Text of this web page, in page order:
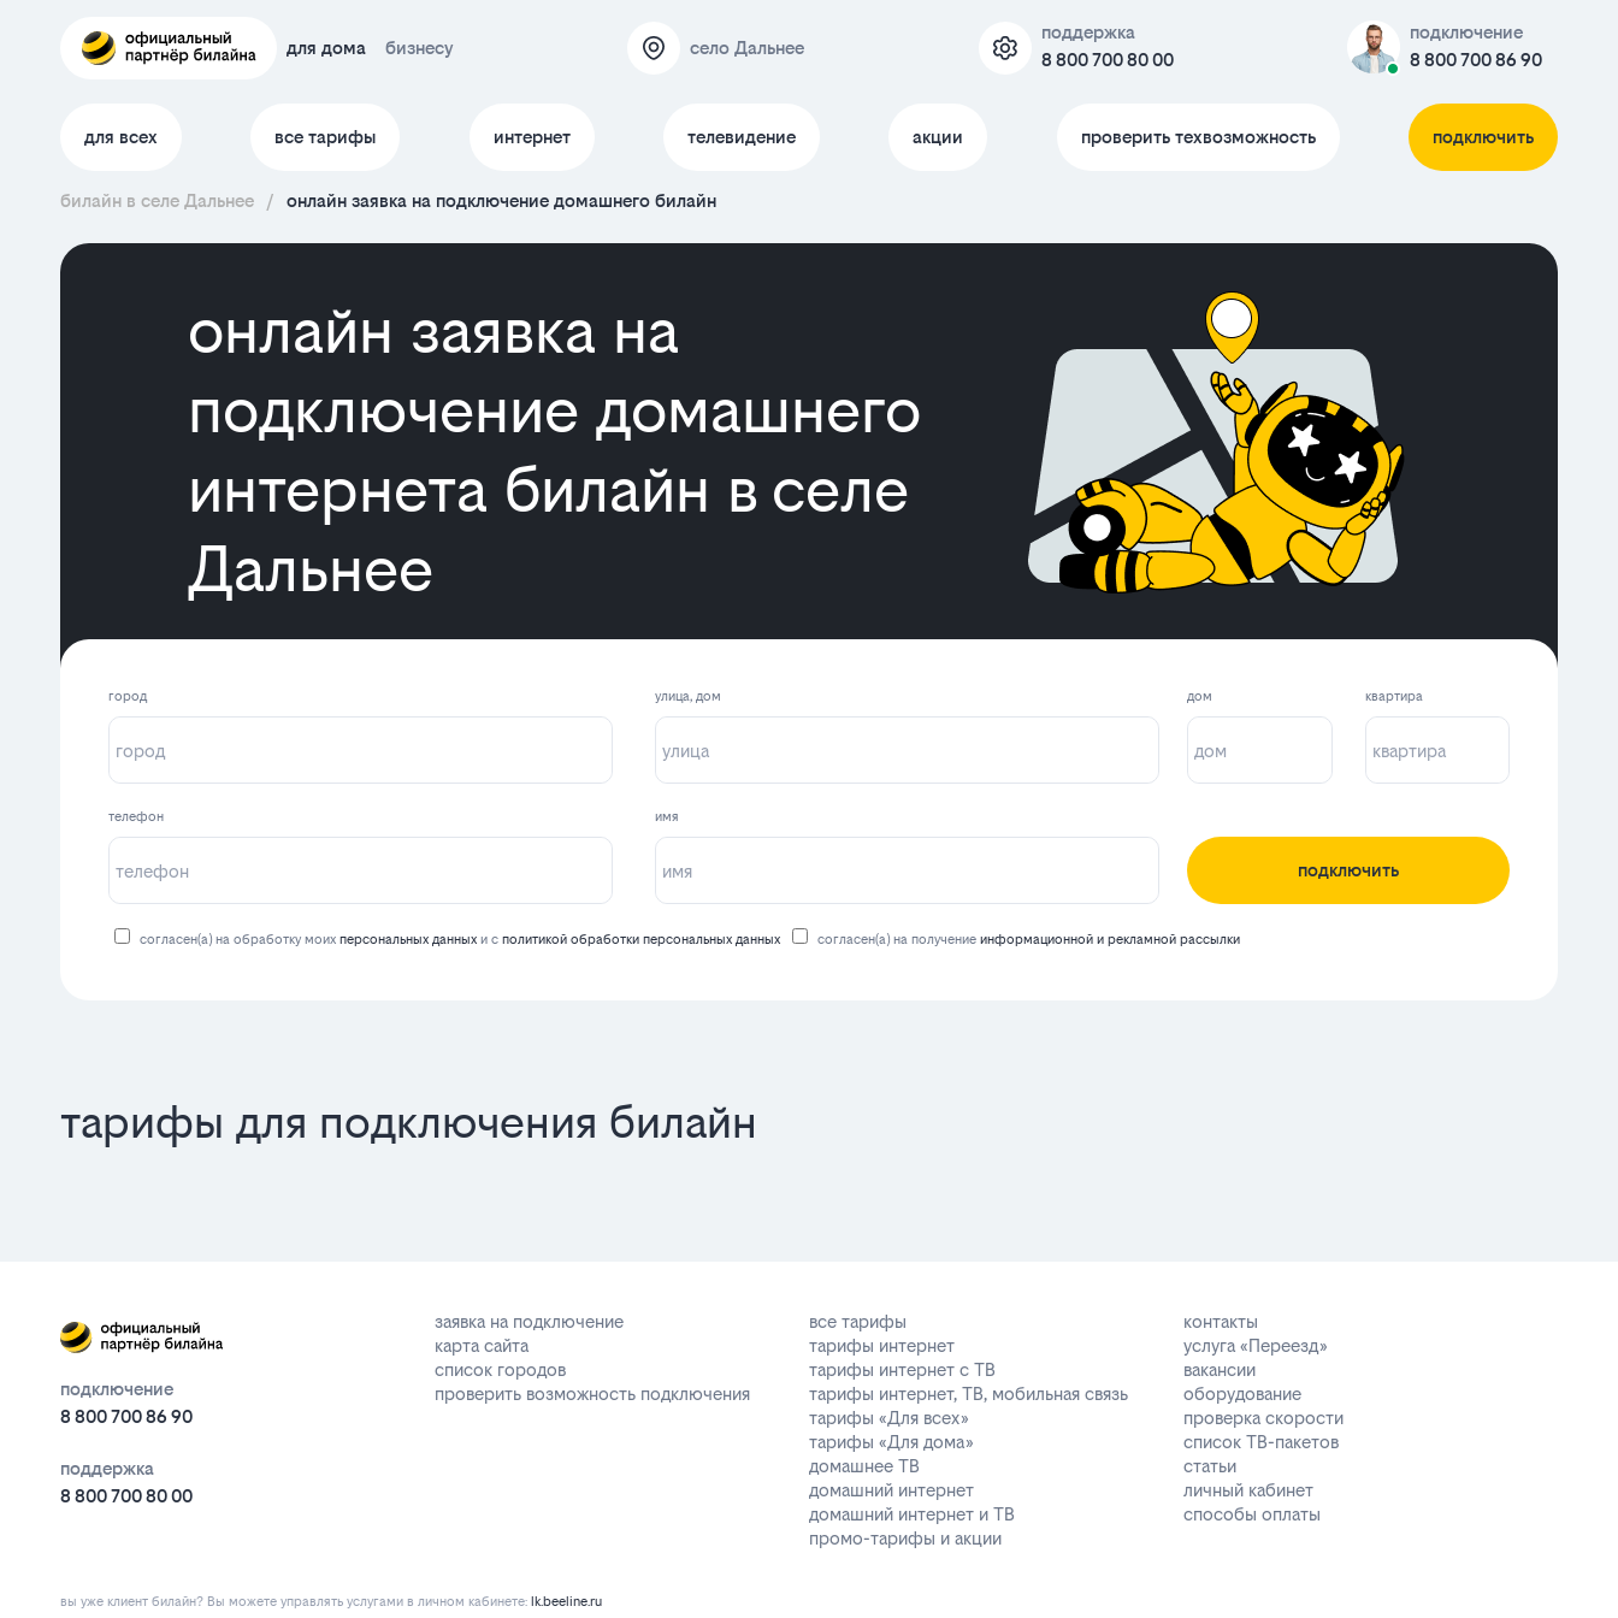
для дома бизнесу село Дальнее
поддержка
8 800 700 80 00
подключение
8 800 700 86 90
для всех все тарифы интернет телевидение акции проверить техвозможность подключить
билайн в селе Дальнее / онлайн заявка на подключение домашнего билайн
онлайн заявка на
подключение домашнего
интернета билайн в селе
Дальнее
город улица, дом
телефон имя
дом квартира
подключить
согласен(а) на обработку моих персональных данных и с политикой обработки персональных данных согласен(а) на получение информационной и рекламной рассылки
тарифы для подключения билайн
подключение
8 800 700 86 90
поддержка
8 800 700 80 00
заявка на подключение
карта сайта
список городов
проверить возможность подключения
все тарифы
тарифы интернет
тарифы интернет с ТВ
тарифы интернет, ТВ, мобильная связь
тарифы «Для всех»
тарифы «Для дома»
домашнее ТВ
домашний интернет
домашний интернет и ТВ
промо-тарифы и акции
контакты
услуга «Переезд»
вакансии
оборудование
проверка скорости
список ТВ-пакетов
статьи
личный кабинет
способы оплаты
вы уже клиент билайн? Вы можете управлять услугами в личнoм кaбинeтe: lk.beeline.ru